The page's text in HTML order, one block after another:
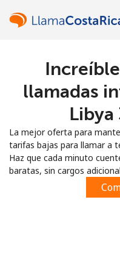
llamadas
Libya
La mejor oferta para
tarifas bajas para llamar a
Haz que cada minuto
baratas, sin cargos